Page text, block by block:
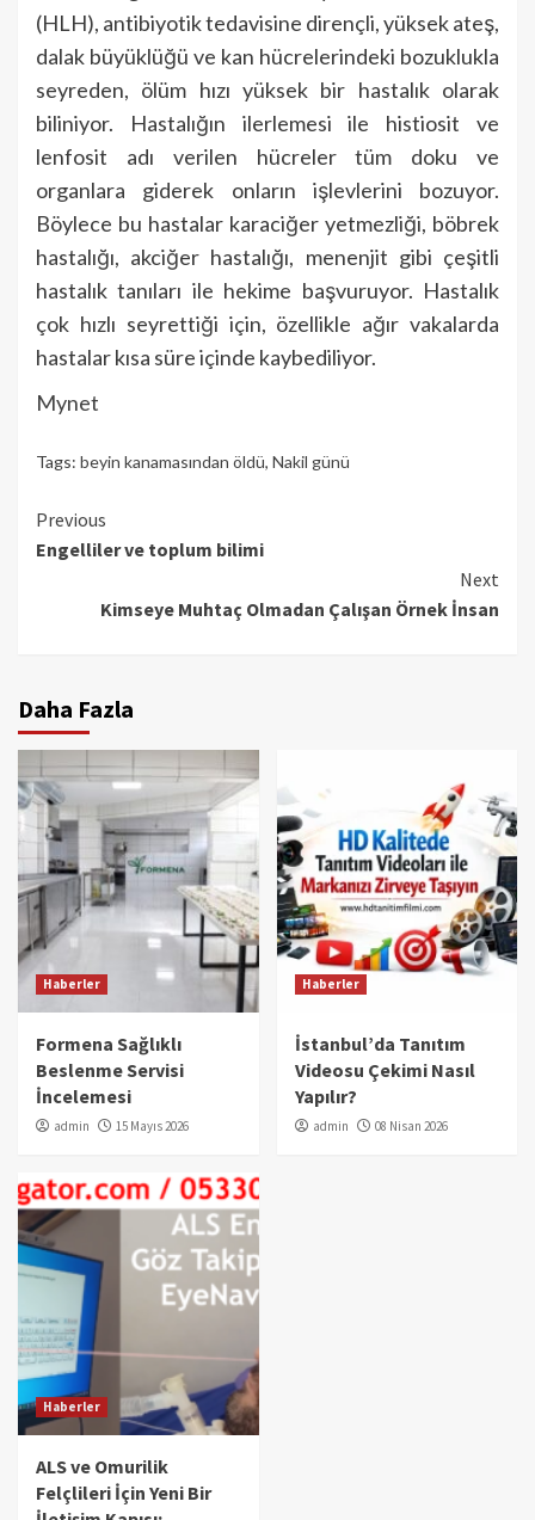
(HLH), antibiyotik tedavisine dirençli, yüksek ateş,
dalak büyüklüğü ve kan hücrelerindeki bozuklukla
seyreden, ölüm hızı yüksek bir hastalık olarak
biliniyor. Hastalığın ilerlemesi ile histiosit ve
lenfosit adı verilen hücreler tüm doku ve
organlara giderek onların işlevlerini bozuyor.
Böylece bu hastalar karaciğer yetmezliği, böbrek
hastalığı, akciğer hastalığı, menenjit gibi çeşitli
hastalık tanıları ile hekime başvuruyor. Hastalık
çok hızlı seyrettiği için, özellikle ağır vakalarda
hastalar kısa süre içinde kaybediliyor.
Mynet
Tags: beyin kanamasından öldü, Nakil günü
Continue
Reading
Previous
Engelliler ve toplum bilimi
Next
Kimseye Muhtaç Olmadan Çalışan Örnek İnsan
Daha Fazla
Haberler
Formena Sağlıklı
Beslenme Servisi
İncelemesi
admin 15 Mayıs 2026
Haberler
İstanbul’da Tanıtım
Videosu Çekimi Nasıl
Yapılır?
admin 08 Nisan 2026
Haberler
ALS ve Omurilik
Felçlileri İçin Yeni Bir